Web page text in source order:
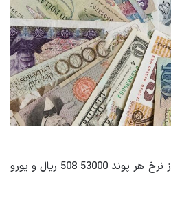
بر اساس گزارش های بازار امروز نرخ هر پوند 53000 508 ریال و یورو